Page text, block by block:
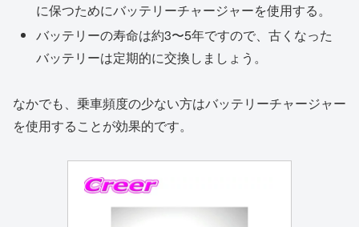
に保つためにバッテリーチャージャーを使用する。
バッテリーの寿命は約3〜5年ですので、古くなった
バッテリーは定期的に交換しましょう。
なかでも、乗車頻度の少ない方はバッテリーチャージャー
を使用することが効果的です。